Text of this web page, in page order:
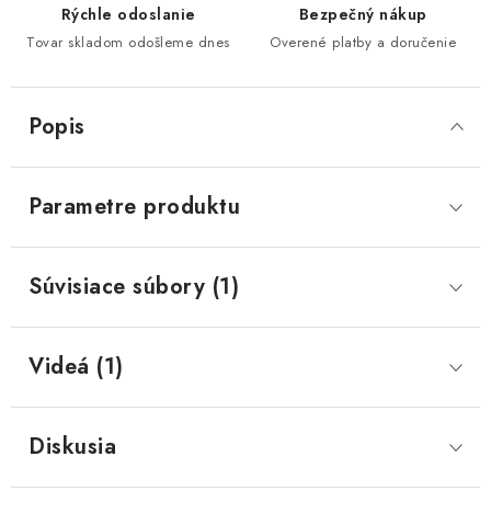
Rýchle odoslanie
Tovar skladom odošleme dnes
Bezpečný nákup
Overené platby a doručenie
Popis
Parametre produktu
Súvisiace súbory (1)
Videá (1)
Diskusia